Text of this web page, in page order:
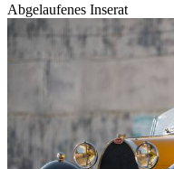
Abgelaufenes Inserat